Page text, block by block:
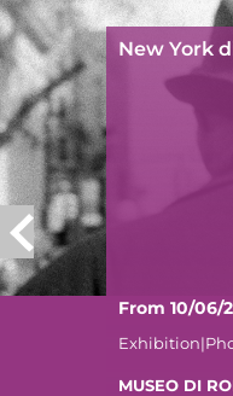
New York
From 10/06/
MUSEO DI